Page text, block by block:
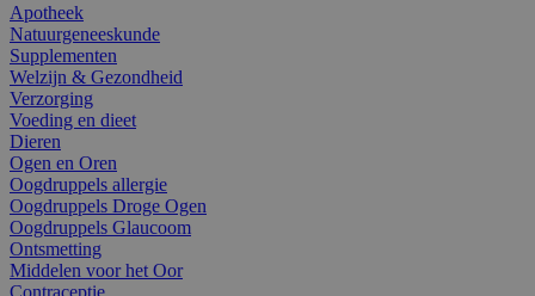
Apotheek
Natuurgeneeskunde
Supplementen
Welzijn & Gezondheid
Verzorging
Voeding en dieet
Dieren
Ogen en Oren
Oogdruppels allergie
Oogdruppels Droge Ogen
Oogdruppels Glaucoom
Ontsmetting
Middelen voor het Oor
Contraceptie